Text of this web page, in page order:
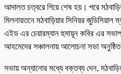
আদালত চত্বরে গিয়ে শেষ হয়। পরে
মিলনায়তনে মঠবাড়িয়ার সিনিয়র
এইড এর চেয়ারম্যান হুমায়ূন কবির এর
আহমেদের সঞ্চালনায় আলোচনা সভা
সভায় অন্যানোর মধ্যে বক্তব্য দেন,